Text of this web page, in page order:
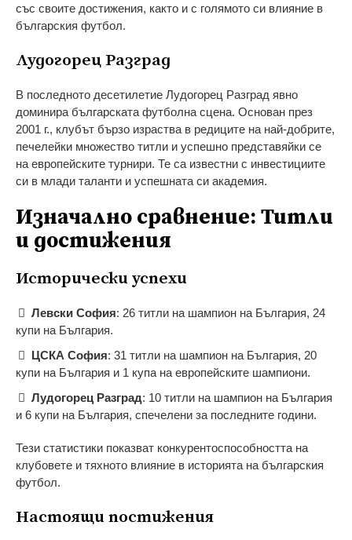
със своите достижения, както и с голямото си влияние в
българския футбол.
Лудогорец Разград
В последното десетилетие Лудогорец Разград явно
доминира българската футболна сцена. Основан през
2001 г., клубът бързо израства в редиците на най-добрите,
печелейки множество титли и успешно представяйки се
на европейските турнири. Те са известни с инвестициите
си в млади таланти и успешната си академия.
Изначално сравнение: Титли
и достижения
Исторически успехи
Левски София: 26 титли на шампион на България, 24
купи на България.
ЦСКА София: 31 титли на шампион на България, 20
купи на България и 1 купа на европейските шампиони.
Лудогорец Разград: 10 титли на шампион на България
и 6 купи на България, спечелени за последните години.
Тези статистики показват конкурентоспособността на
клубовете и тяхното влияние в историята на българския
футбол.
Настоящи постижения